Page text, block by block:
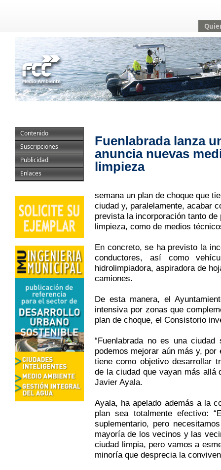
Contenido
Suscripciones
Publicidad
Enlaces
Fuenlabrada lanza
anuncia nuevas
limpieza
semana un plan de choque que
ciudad y, paralelamente, acabar
prevista la incorporación tanto
limpieza, como de medios
En concreto, se ha previsto la
conductores, así como
hidrolimpiadora, aspiradora de
camiones.
De esta manera, el
intensiva por zonas que
plan de choque, el Consistorio
“Fuenlabrada no es una
podemos mejorar aún más y,
tiene como objetivo desarrollar
de la ciudad que vayan más allá
Javier Ayala.
Ayala, ha apelado además a la
plan sea totalmente efectivo:
suplementario, pero
mayoría de los vecinos y las
ciudad limpia, pero vamos a
minoría que desprecia la